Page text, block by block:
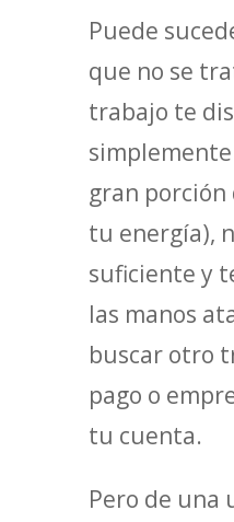
Puede
que no se
trabajo te
gran porción
tu energía),
suficiente y
las manos
buscar otro
pago o
tu cuenta.
Pero de una